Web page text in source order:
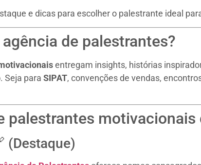
e dicas para escolher o palestrante ideal
de palestrantes?
entregam insights, histórias
Seja para SIPAT, convenções de vendas,
palestrantes motivacionais
(Destaque)